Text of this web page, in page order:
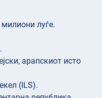
луѓе.
арапскиот исто
(ILS).